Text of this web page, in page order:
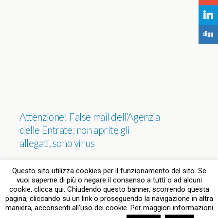
Attenzione! False mail dell’Agenzia
delle Entrate: non aprite gli
allegati, sono virus
Torna su
Questo sito utilizza cookies per il funzionamento del sito. Se
vuoi saperne di più o negare il consenso a tutti o ad alcuni
cookie, clicca qui. Chiudendo questo banner, scorrendo questa
pagina, cliccando su un link o proseguendo la navigazione in altra
maniera, acconsenti all'uso dei cookie. Per maggiori informazioni
j
F